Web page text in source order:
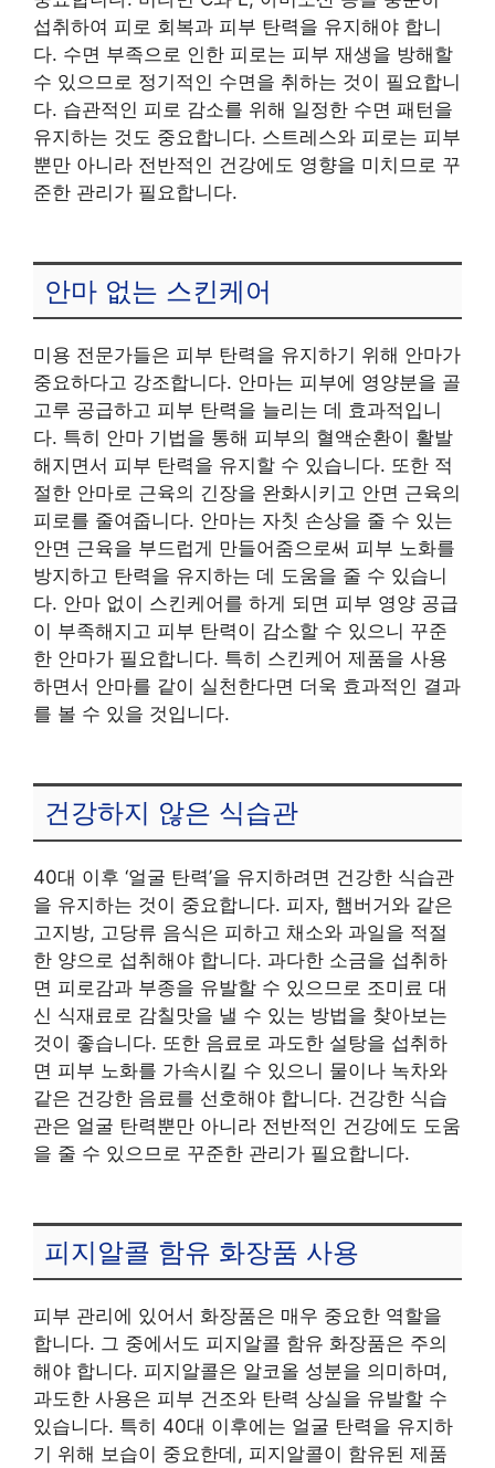
섭취하여 피로 회복과 피부 탄력을 유지해야 합니
다. 수면 부족으로 인한 피로는 피부 재생을 방해할
수 있으므로 정기적인 수면을 취하는 것이 필요합니
다. 습관적인 피로 감소를 위해 일정한 수면 패턴을
유지하는 것도 중요합니다. 스트레스와 피로는 피부
뿐만 아니라 전반적인 건강에도 영향을 미치므로 꾸
준한 관리가 필요합니다.
안마 없는 스킨케어
미용 전문가들은 피부 탄력을 유지하기 위해 안마가
중요하다고 강조합니다. 안마는 피부에 영양분을 골
고루 공급하고 피부 탄력을 늘리는 데 효과적입니
다. 특히 안마 기법을 통해 피부의 혈액순환이 활발
해지면서 피부 탄력을 유지할 수 있습니다. 또한 적
절한 안마로 근육의 긴장을 완화시키고 안면 근육의
피로를 줄여줍니다. 안마는 자칫 손상을 줄 수 있는
안면 근육을 부드럽게 만들어줌으로써 피부 노화를
방지하고 탄력을 유지하는 데 도움을 줄 수 있습니
다. 안마 없이 스킨케어를 하게 되면 피부 영양 공급
이 부족해지고 피부 탄력이 감소할 수 있으니 꾸준
한 안마가 필요합니다. 특히 스킨케어 제품을 사용
하면서 안마를 같이 실천한다면 더욱 효과적인 결과
를 볼 수 있을 것입니다.
건강하지 않은 식습관
40대 이후 ‘얼굴 탄력’을 유지하려면 건강한 식습관
을 유지하는 것이 중요합니다. 피자, 햄버거와 같은
고지방, 고당류 음식은 피하고 채소와 과일을 적절
한 양으로 섭취해야 합니다. 과다한 소금을 섭취하
면 피로감과 부종을 유발할 수 있으므로 조미료 대
신 식재료로 감칠맛을 낼 수 있는 방법을 찾아보는
것이 좋습니다. 또한 음료로 과도한 설탕을 섭취하
면 피부 노화를 가속시킬 수 있으니 물이나 녹차와
같은 건강한 음료를 선호해야 합니다. 건강한 식습
관은 얼굴 탄력뿐만 아니라 전반적인 건강에도 도움
을 줄 수 있으므로 꾸준한 관리가 필요합니다.
피지알콜 함유 화장품 사용
피부 관리에 있어서 화장품은 매우 중요한 역할을
합니다. 그 중에서도 피지알콜 함유 화장품은 주의
해야 합니다. 피지알콜은 알코올 성분을 의미하며,
과도한 사용은 피부 건조와 탄력 상실을 유발할 수
있습니다. 특히 40대 이후에는 얼굴 탄력을 유지하
기 위해 보습이 중요한데, 피지알콜이 함유된 제품